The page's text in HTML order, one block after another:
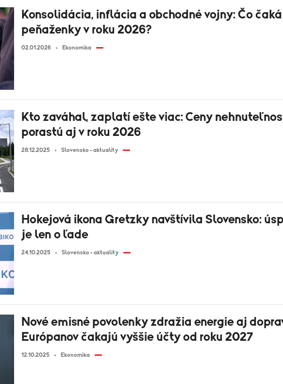
Konsolidácia, inflácia a obchodné vojny: Čo
peňaženky v roku 2026?
02.01.2026 Ekonomika
Kto zaváhal, zaplatí ešte viac: Ceny
porastú aj v roku 2026
28.12.2025 Slovensko - aktuality
Hokejová ikona Gretzky navštívila Slovensko:
je len o ľade
24.10.2025 Slovensko - aktuality
Nové emisné povolenky zdražia energie aj
Európanov čakajú vyššie účty od roku 2027
12.10.2025 Ekonomika